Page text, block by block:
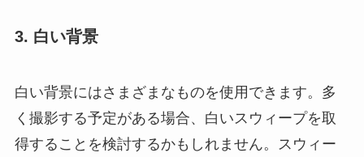
3. 白い背景
白い背景にはさまざまなものを使用できます。多
く撮影する予定がある場合、白いスウィープを取
得することを検討するかもしれません。スウィー